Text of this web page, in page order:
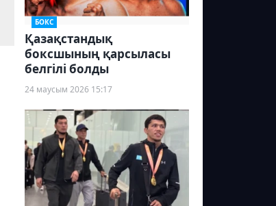
БОКС
Қазақстандық
боксшының қарсыласы
белгілі болды
24 маусым 2026 15:17